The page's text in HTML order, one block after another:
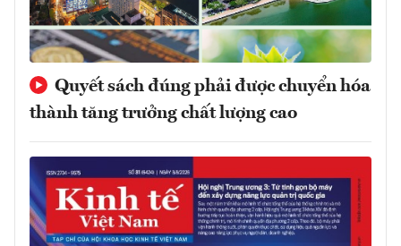
Quyết sách đúng phải được chuyển hóa
thành tăng trưởng chất lượng cao